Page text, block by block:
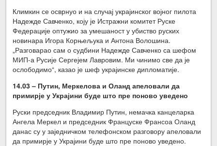
Климкин се осврнуо и на случај украјинског војног пилота
Надежде Савченко, коју је Истражни комитет Руске
Федерације оптужио за умешаност у убиство руских
новинара Игора Корњељука и Антона Волошина.
„Разговарао сам о судбини Надежде Савченко са шефом
МИП-а Русије Сергејем Лавровим. Ми чинимо све да је
ослободимо“, казао је шеф украјинске дипломатије.
14.03 – Путин, Меркелова и Оланд апеловали да
примирје у Украјини буде што пре поново уведено
Руски председник Владимир Путин, немачка канцеларка
Ангела Меркел и председник Француске Франсоа Оланд
данас су у заједничком телефонском разговору апеловали
да примирје у Украјини буде што пре поново уведено.